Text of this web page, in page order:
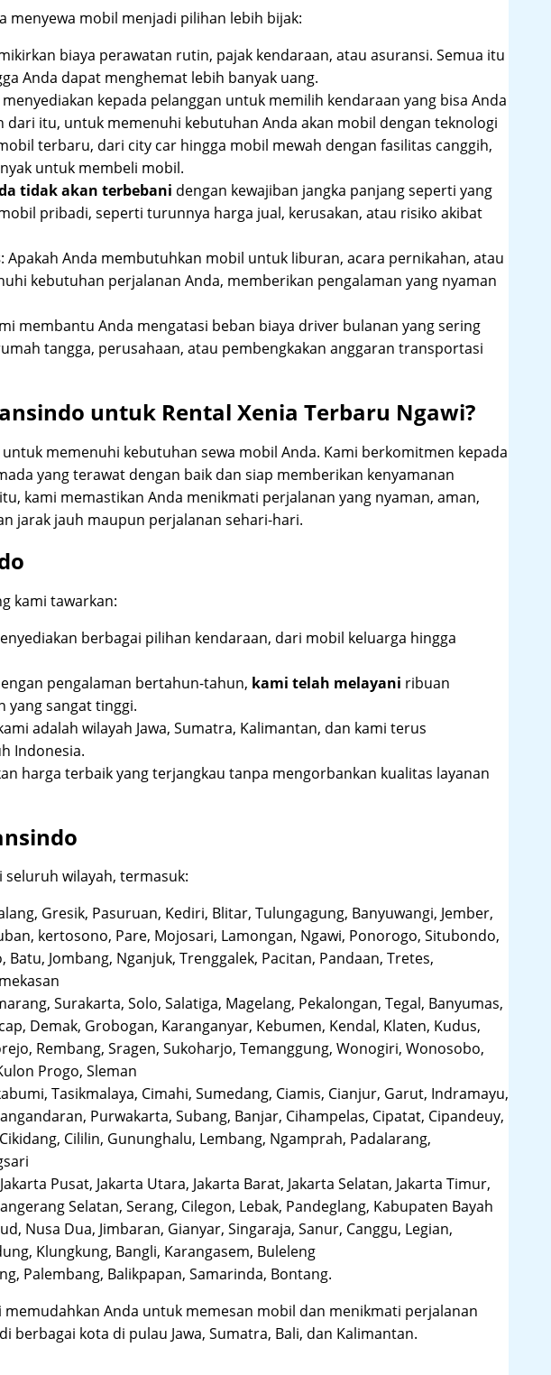
menyewa mobil menjadi pilihan lebih bijak:
biaya perawatan rutin, pajak kendaraan, atau asuransi. Semua itu
Anda dapat menghemat lebih banyak uang.
menyediakan kepada pelanggan untuk memilih kendaraan yang bisa Anda
dari itu, untuk memenuhi kebutuhan Anda akan mobil dengan teknologi
terbaru, dari city car hingga mobil mewah dengan fasilitas canggih,
untuk membeli mobil.
tidak akan terbebani dengan kewajiban jangka panjang seperti yang
pribadi, seperti turunnya harga jual, kerusakan, atau risiko akibat
: Apakah Anda membutuhkan mobil untuk liburan, acara pernikahan, atau
kebutuhan perjalanan Anda, memberikan pengalaman yang nyaman
membantu Anda mengatasi beban biaya driver bulanan yang sering
tangga, perusahaan, atau pembengkakan anggaran transportasi
untuk Rental Xenia Terbaru Ngawi?
memenuhi kebutuhan sewa mobil Anda. Kami berkomitmen kepada
yang terawat dengan baik dan siap memberikan kenyamanan
kami memastikan Anda menikmati perjalanan yang nyaman, aman,
jarak jauh maupun perjalanan sehari-hari.
kami tawarkan:
berbagai pilihan kendaraan, dari mobil keluarga hingga
pengalaman bertahun-tahun, kami telah melayani ribuan
yang sangat tinggi.
adalah wilayah Jawa, Sumatra, Kalimantan, dan kami terus
Indonesia.
harga terbaik yang terjangkau tanpa mengorbankan kualitas layanan
wilayah, termasuk:
Gresik, Pasuruan, Kediri, Blitar, Tulungagung, Banyuwangi, Jember,
kertosono, Pare, Mojosari, Lamongan, Ngawi, Ponorogo, Situbondo,
Jombang, Nganjuk, Trenggalek, Pacitan, Pandaan, Tretes,
Surakarta, Solo, Salatiga, Magelang, Pekalongan, Tegal, Banyumas,
Demak, Grobogan, Karanganyar, Kebumen, Kendal, Klaten, Kudus,
Rembang, Sragen, Sukoharjo, Temanggung, Wonogiri, Wonosobo,
Progo, Sleman
Tasikmalaya, Cimahi, Sumedang, Ciamis, Cianjur, Garut, Indramayu,
Purwakarta, Subang, Banjar, Cihampelas, Cipatat, Cipandeuy,
Cililin, Gununghalu, Lembang, Ngamprah, Padalarang,
Pusat, Jakarta Utara, Jakarta Barat, Jakarta Selatan, Jakarta Timur,
Selatan, Serang, Cilegon, Lebak, Pandeglang, Kabupaten Bayah
Nusa Dua, Jimbaran, Gianyar, Singaraja, Sanur, Canggu, Legian,
Klungkung, Bangli, Karangasem, Buleleng
Palembang, Balikpapan, Samarinda, Bontang.
memudahkan Anda untuk memesan mobil dan menikmati perjalanan
berbagai kota di pulau Jawa, Sumatra, Bali, dan Kalimantan.